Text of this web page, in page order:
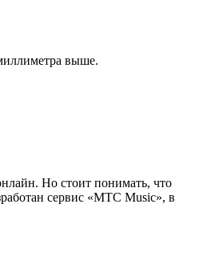
выше.
Но стоит понимать, что
сервис «МТС Music», в